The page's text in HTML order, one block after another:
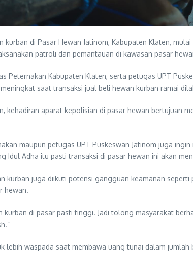
di Pasar Hewan Jatinom, Kabupaten Klaten,
patroli dan pemantauan di kawasan pasar
Peternakan Kabupaten Klaten, serta petugas UPT
saat transaksi jual beli hewan kurban ramai
kehadiran aparat kepolisian di pasar hewan bertujuan
maupun petugas UPT Puskeswan Jatinom juga
Adha itu pasti transaksi di pasar hewan ini akan
kurban juga diikuti potensi gangguan keamanan
hewan.
di pasar pasti tinggi. Jadi tolong masyarakat
waspada saat membawa uang tunai dalam